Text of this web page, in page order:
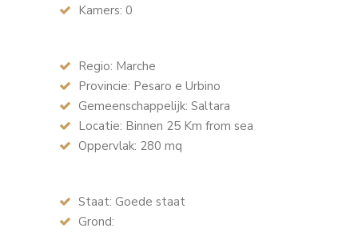
Kamers: 0
Regio: Marche
Provincie: Pesaro e Urbino
Gemeenschappelijk: Saltara
Locatie: Binnen 25 Km from sea
Oppervlak: 280 mq
Staat: Goede staat
Grond: